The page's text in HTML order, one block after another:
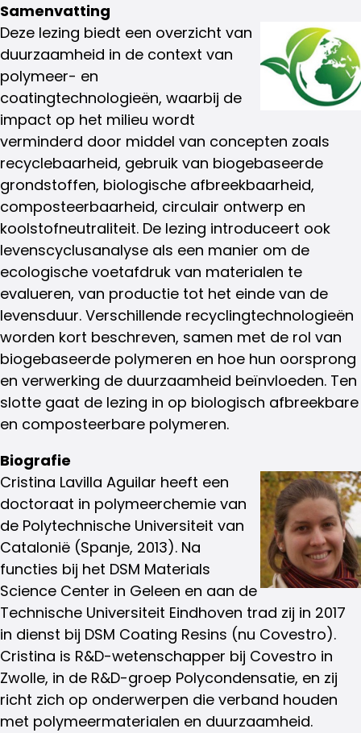
Samenvatting
Deze lezing biedt een overzicht van
duurzaamheid in de context van
polymeer- en
coatingtechnologieën, waarbij de
impact op het milieu wordt
verminderd door middel van concepten zoals
recyclebaarheid, gebruik van biogebaseerde
grondstoffen, biologische afbreekbaarheid,
composteerbaarheid, circulair ontwerp en
koolstofneutraliteit. De lezing introduceert ook
levenscyclusanalyse als een manier om de
ecologische voetafdruk van materialen te
evalueren, van productie tot het einde van de
levensduur. Verschillende recyclingtechnologieën
worden kort beschreven, samen met de rol van
biogebaseerde polymeren en hoe hun oorsprong
en verwerking de duurzaamheid beïnvloeden. Ten
slotte gaat de lezing in op biologisch afbreekbare
en composteerbare polymeren.
Biografie
Cristina Lavilla Aguilar heeft een
doctoraat in polymeerchemie van
de Polytechnische Universiteit van
Catalonië (Spanje, 2013). Na
functies bij het DSM Materials
Science Center in Geleen en aan de
Technische Universiteit Eindhoven trad zij in 2017
in dienst bij DSM Coating Resins (nu Covestro).
Cristina is R&D-wetenschapper bij Covestro in
Zwolle, in de R&D-groep Polycondensatie, en zij
richt zich op onderwerpen die verband houden
met polymeermaterialen en duurzaamheid.